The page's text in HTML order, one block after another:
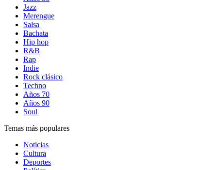
Jazz
Merengue
Salsa
Bachata
Hip hop
R&B
Rap
Indie
Rock clásico
Techno
Años 70
Años 90
Soul
Temas más populares
Noticias
Cultura
Deportes